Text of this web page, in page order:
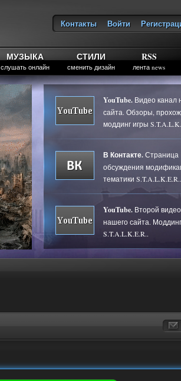
Контакты Войти
МУЗЫКА
слушать онлайн
СТИЛИ
сменить дизайн
RSS
лента news
YouTube. Видео канал
сайта. Обзоры,
моддинг игры
В Контакте.Страница
обсуждения
тематики S.T.A.L.K.E.R..
YouTube. Второй
нашего сайта.
S.T.A.L.K.E.R..